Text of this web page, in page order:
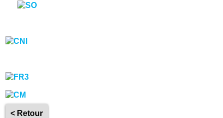
< Retour